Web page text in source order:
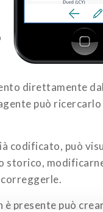
direttamente
può
codificato, può
storico,
è presente può